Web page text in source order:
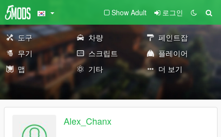
Show Adult 로그인
도구 차량
페인트잡
무기
스크립트
플레이어
맵
기타 더 보기
Alex_Chanx